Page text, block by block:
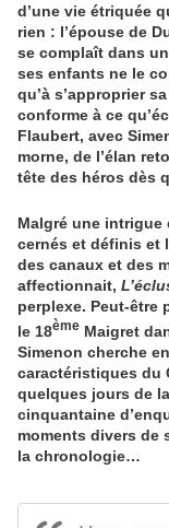
d’une vie étriquée
rien : l’épouse de
se complaît dans
ses enfants ne le
qu’à s’approprier
conforme à ce
Flaubert, avec
morne, de l’élan
tête des héros dès
Malgré une intrigue
cernés et définis et
des canaux et des
affectionnait,
perplexe. Peut-être
le 18ème Maigret
Simenon cherche
caractéristiques du
quelques jours de
cinquantaine
moments divers de
la chronologie…